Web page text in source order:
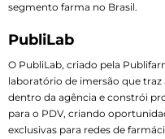
segmento farma no Brasil.
PubliLab
O PubliLab, criado pela
laboratório de imersão que traz
dentro da agência e constrói
para o PDV, criando
exclusivas para redes de